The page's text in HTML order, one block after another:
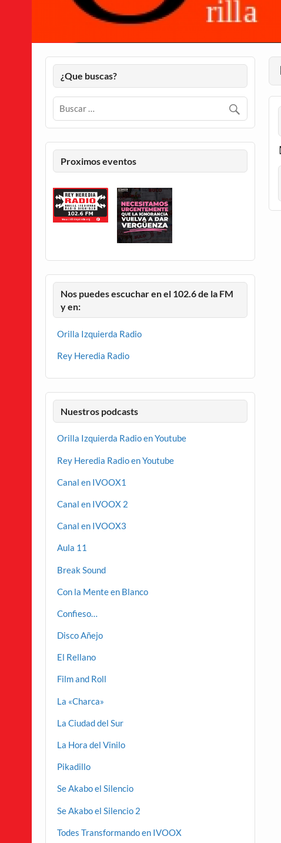
¿Que buscas?
Proximos eventos
Nos puedes escuchar en el 102.6 de la FM
y en:
Orilla Izquierda Radio
Rey Heredia Radio
Nuestros podcasts
Orilla Izquierda Radio en Youtube
Rey Heredia Radio en Youtube
Canal en IVOOX1
Canal en IVOOX 2
Canal en IVOOX3
Aula 11
Break Sound
Con la Mente en Blanco
Confieso…
Disco Añejo
El Rellano
Film and Roll
La «Charca»
La Ciudad del Sur
La Hora del Vinilo
Pikadillo
Se Akabo el Silencio
Se Akabo el Silencio 2
Todes Transformando en IVOOX